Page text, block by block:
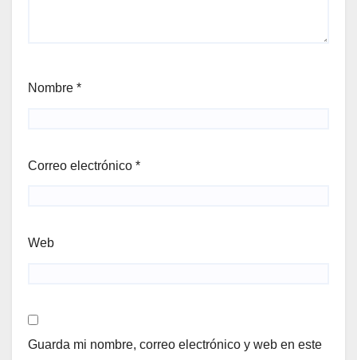
Nombre *
Correo electrónico *
Web
Guarda mi nombre, correo electrónico y web en este